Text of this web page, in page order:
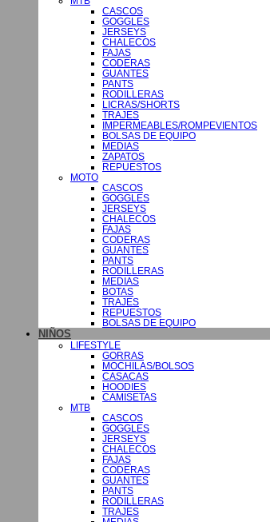
CASCOS
GOGGLES
JERSEYS
CHALECOS
FAJAS
CODERAS
GUANTES
PANTS
RODILLERAS
LICRAS/SHORTS
TRAJES
IMPERMEABLES/ROMPEVIENTOS
BOLSAS DE EQUIPO
MEDIAS
ZAPATOS
REPUESTOS
MOTO
CASCOS
GOGGLES
JERSEYS
CHALECOS
FAJAS
CODERAS
GUANTES
PANTS
RODILLERAS
MEDIAS
BOTAS
TRAJES
REPUESTOS
BOLSAS DE EQUIPO
NIÑOS
LIFESTYLE
GORRAS
MOCHILAS/BOLSOS
CASACAS
HOODIES
CAMISETAS
MTB
CASCOS
GOGGLES
JERSEYS
CHALECOS
FAJAS
CODERAS
GUANTES
PANTS
RODILLERAS
TRAJES